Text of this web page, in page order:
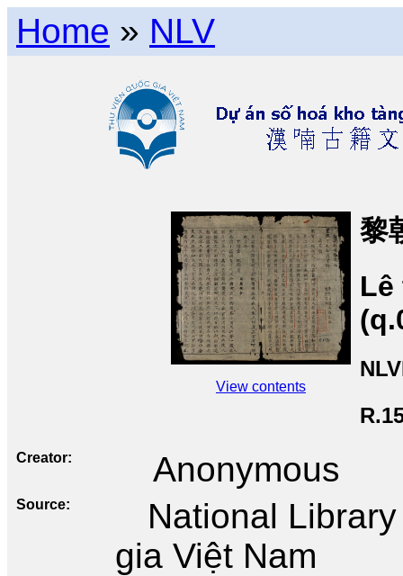
Home » NLV
View contents
黎
Creator Anonymous
Source
National
gia Việt Nam